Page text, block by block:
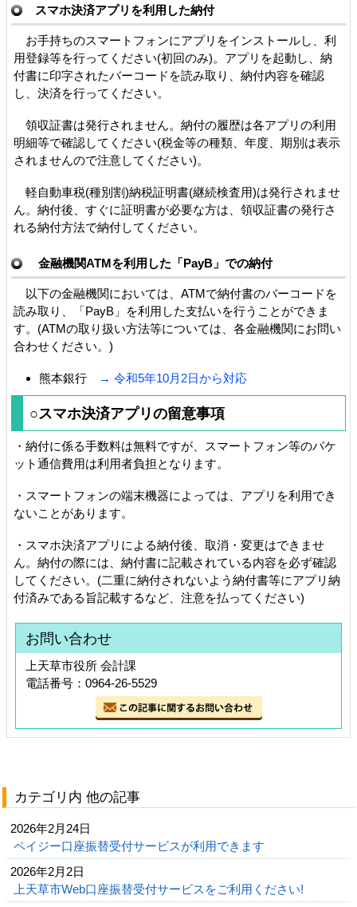
スマホ決済アプリを利用した納付
お手持ちのスマートフォンにアプリをインストールし、利
用登録等を行ってください(初回のみ)。アプリを起動し、納
付書に印字されたバーコードを読み取り、納付内容を確認
し、決済を行ってください。
領収証書は発行されません。納付の履歴は各アプリの利用
明細等で確認してください(税金等の種類、年度、期別は表示
されませんので注意してください)。
軽自動車税(種別割)納税証明書(継続検査用)は発行されませ
ん。納付後、すぐに証明書が必要な方は、領収証書の発行さ
れる納付方法で納付してください。
金融機関ATMを利用した「PayB」での納付
以下の金融機関においては、ATMで納付書のバーコードを
読み取り、「PayB」を利用した支払いを行うことができま
す。(ATMの取り扱い方法等については、各金融機関にお問い
合わせください。)
熊本銀行 → 令和5年10月2日から対応
○スマホ決済アプリの留意事項
・納付に係る手数料は無料ですが、スマートフォン等のパケ
ット通信費用は利用者負担となります。
・スマートフォンの端末機器によっては、アプリを利用でき
ないことがあります。
・スマホ決済アプリによる納付後、取消・変更はできませ
ん。納付の際には、納付書に記載されている内容を必ず確認
してください。(二重に納付されないよう納付書等にアプリ納
付済みである旨記載するなど、注意を払ってください)
お問い合わせ
上天草市役所 会計課
電話番号：0964-26-5529
カテゴリ内 他の記事
2026年2月24日
ペイジー口座振替受付サービスが利用できます
2026年2月2日
上天草市Web口座振替受付サービスをご利用ください!